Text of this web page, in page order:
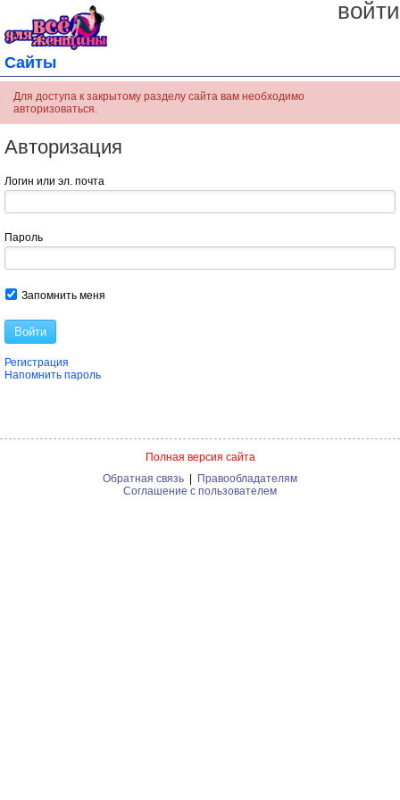
войти
Сайты
Для доступа к закрытому разделу сайта вам необходимо
авторизоваться.
Авторизация
Логин или эл. почта
Пароль
Запомнить меня
Войти
Регистрация
Напомнить пароль
Полная версия сайта
Обратная связь | Правообладателям
Соглашение с пользователем